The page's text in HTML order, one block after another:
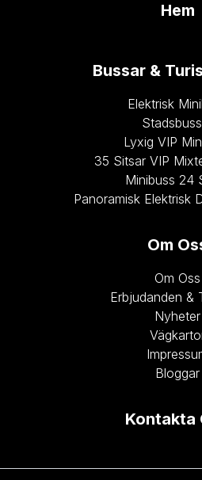
Hem
Bussar &
Elektrisk
Lyxig VIP
35 Sitsar VIP
Minibuss 24
Panoramisk Elektrisk
Om
Om Oss
Erbjudanden &
Nyheter
Bloggar
Kontakta